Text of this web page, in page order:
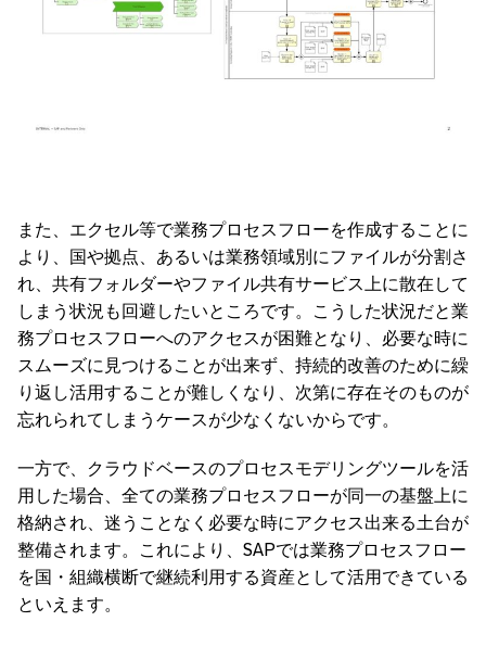
また、エクセル等で業務プロセスフローを作成することに
より、国や拠点、あるいは業務領域別にファイルが分割さ
れ、共有フォルダーやファイル共有サービス上に散在して
しまう状況も回避したいところです。こうした状況だと業
務プロセスフローへのアクセスが困難となり、必要な時に
スムーズに見つけることが出来ず、持続的改善のために繰
り返し活用することが難しくなり、次第に存在そのものが
忘れられてしまうケースが少なくないからです。
一方で、クラウドベースのプロセスモデリングツールを活
用した場合、全ての業務プロセスフローが同一の基盤上に
格納され、迷うことなく必要な時にアクセス出来る土台が
整備されます。これにより、SAPでは業務プロセスフロー
を国・組織横断で継続利用する資産として活用できている
といえます。